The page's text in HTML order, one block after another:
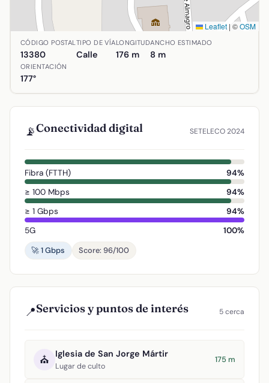
Leaflet | ©OSM
Ubicación de Calle Palacio en Aldea del Rey, Ciudad
CÓDIGO POSTAL
13380
TIPO DE VÍA
Calle
LONGITUD
176 m
ANCHO ESTIMADO
8 m
ORIENTACIÓN
177°
📡Conectividad digital SETELECO 2024
Fibra (FTTH)
94%
≥ 100 Mbps
94%
≥ 1 Gbps
94%
5G
100%
🚀 1 Gbps
Score: 96/100
📍Servicios y puntos de interés 5 cerca
⛪ Iglesia de San Jorge Mártir
Lugar de culto
175 m